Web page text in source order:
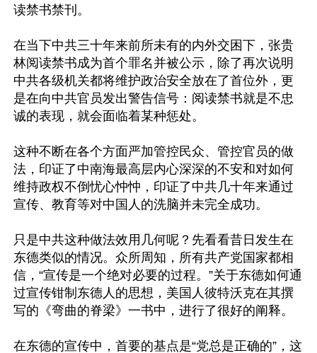
读禁书禁刊。
在当下中共三十年来前所未有的内外交困下，张贵
林阅读禁书成为首个罪名并被公示，除了再次说明
中共各级机关都将维护政治安全放在了首位外，更
是在向中共官员发出警告信号：阅读禁书就是不忠
诚的表现，就会面临着某种惩处。
这种不断在各个方面严加管控民众、管控官员的做
法，印证了中南海最高层内心深深的不安和对如何
维持政权不倒忧心忡忡，印证了中共几十年来通过
宣传、教育等对中国人的洗脑并未完全成功。
只是中共这种做法效用几何呢？先看看昔日发生在
东德类似的情况。众所周知，所有共产党国家都相
信，“宣传是一个绝对必要的过程。”关于东德如何通
过宣传钳制东德人的思想，美国人彼特沃克在其撰
写的《弯曲的脊梁》一书中，进行了很好的阐释。
在东德的宣传中，首要的基点是“党总是正确的”，这